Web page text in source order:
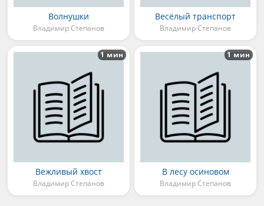
Волнушки
Владимир Степанов
Весёлый транспорт
Владимир Степанов
Вежливый хвост
Владимир Степанов
1 мин
В лесу осиновом
Владимир Степанов
1 мин